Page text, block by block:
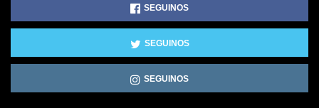
SEGUINOS
SEGUINOS
SEGUINOS